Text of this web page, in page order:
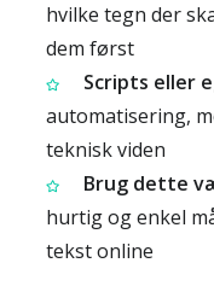
hvilke tegn der
dem først
Scripts eller
automatisering,
teknisk viden
Brug dette
hurtig og enkel
tekst online